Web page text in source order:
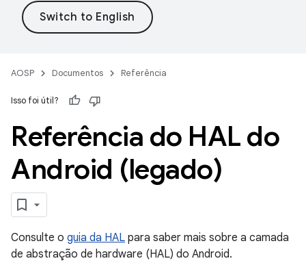
AOSP Documentos Referência
Isso foi útil?
Referência do HAL do
Android (legado)
Consulte o guia da HAL para saber mais sobre a camada
de abstração de hardware (HAL) do Android.